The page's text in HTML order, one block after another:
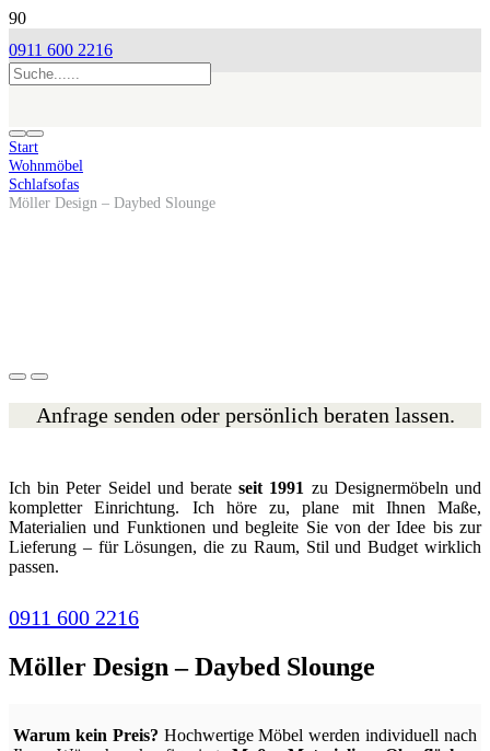
0911 600 2216
Start
Wohnmöbel
Schlafsofas
Möller Design – Daybed Slounge
Anfrage senden oder persönlich beraten lassen.
Ich bin Peter Seidel und berateseit 1991 zu Designermöbeln und
kompletter Einrichtung. Ich höre zu, plane mit Ihnen Maße,
Materialien und Funktionen und begleite Sie von der Idee bis zur
Lieferung – für Lösungen, die zu Raum, Stil und Budget wirklich
passen.
0911 600 2216
Möller Design – Daybed Slounge
Warum kein Preis? Hochwertige Möbel werden individuell nach